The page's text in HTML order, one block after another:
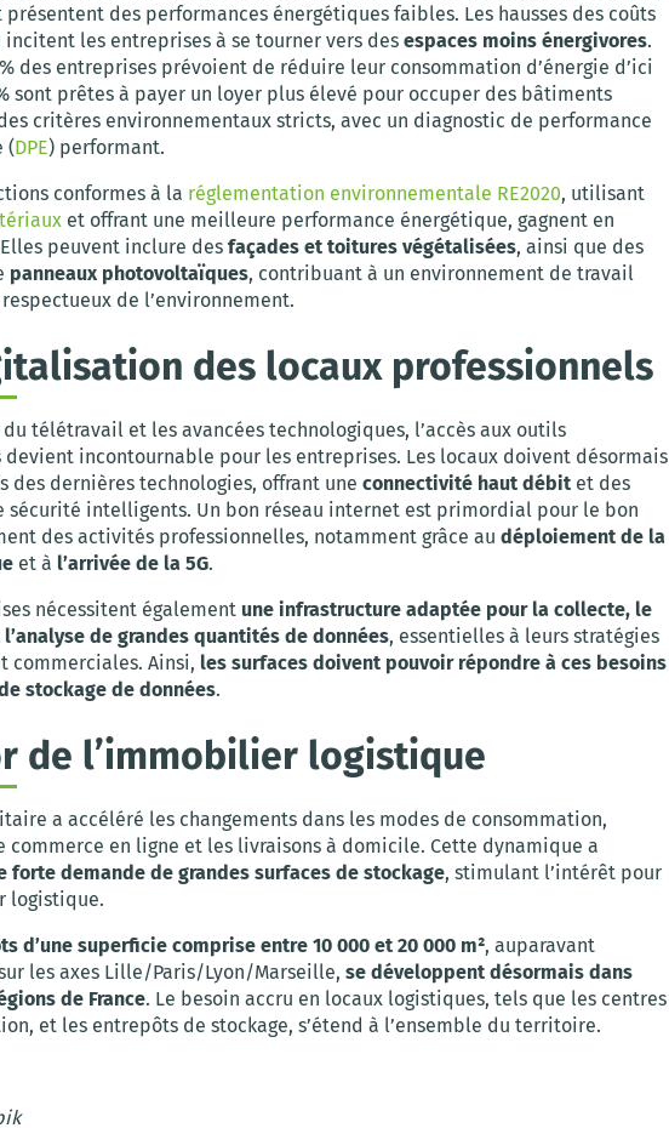
présentent des performances énergétiques faibles. Les hausses des coûts
incitent les entreprises à se tourner vers des espaces moins énergivores.
des entreprises prévoient de réduire leur consommation d’énergie d’ici
sont prêtes à payer un loyer plus élevé pour occuper des bâtiments
critères environnementaux stricts, avec un diagnostic de performance
(DPE) performant.
conformes à la réglementation environnementale RE2020, utilisant
et offrant une meilleure performance énergétique, gagnent en
peuvent inclure des façades et toitures végétalisées, ainsi que des
panneaux photovoltaïques, contribuant à un environnement de travail
de l’environnement.
des locaux professionnels
du télétravail et les avancées technologiques, l’accès aux outils
devient incontournable pour les entreprises. Les locaux doivent désormais
des dernières technologies, offrant une connectivité haut débit et des
sécurité intelligents. Un bon réseau internet est primordial pour le bon
des activités professionnelles, notamment grâce au déploiement de la
et à l’arrivée de la 5G.
nécessitent également une infrastructure adaptée pour la collecte, le
de grandes quantités de données, essentielles à leurs stratégies
commerciales. Ainsi, les surfaces doivent pouvoir répondre à ces besoins
stockage de données.
de l’immobilier logistique
a accéléré les changements dans les modes de consommation,
commerce en ligne et les livraisons à domicile. Cette dynamique a
forte demande de grandes surfaces de stockage, stimulant l’intérêt pour
logistique.
d’une superficie comprise entre 10 000 et 20 000 m², auparavant
les axes Lille/Paris/Lyon/Marseille, se développent désormais dans
de France. Le besoin accru en locaux logistiques, tels que les centres
et les entrepôts de stockage, s’étend à l’ensemble du territoire.